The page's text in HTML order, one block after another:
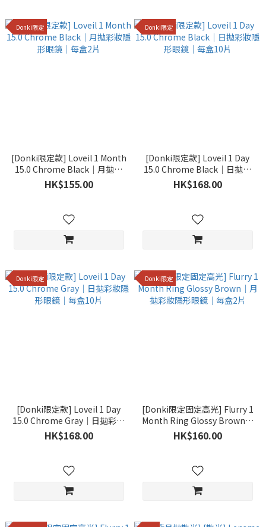
Donki限定
[Donki限定款] Loveil 1 Month
15.0 Chrome Black｜月拋彩
妝隱形眼鏡｜每盒2片
HK$155.00
Donki限定
[Donki限定款] Loveil 1 Day
15.0 Chrome Black｜日拋彩
妝隱形眼鏡｜每盒10片
HK$168.00
Donki限定
[Donki限定款] Loveil 1 Day
15.0 Chrome Gray｜日拋彩妝
隱形眼鏡｜每盒10片
HK$168.00
Donki限定
[Donki限定固定高光] Flurry 1
Month Ring Glossy Brown｜
月拋彩妝隱形眼鏡｜每盒2片
HK$160.00